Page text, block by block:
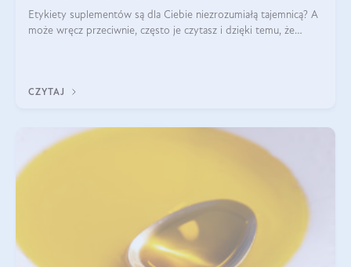
Etykiety suplementów są dla Ciebie niezrozumiałą tajemnicą? A
może wręcz przeciwnie, często je czytasz i dzięki temu, że
CZYTAJ